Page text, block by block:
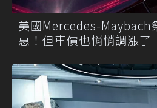
美國Mercedes-Maybach
惠！但車價也悄悄調漲了